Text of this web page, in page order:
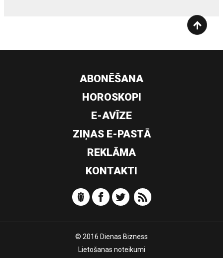
ABONĒŠANA
HOROSKOPI
E-AVĪZE
ZIŅAS E-PASTĀ
REKLĀMA
KONTAKTI
© 2016 Dienas Bizness
Lietošanas noteikumi